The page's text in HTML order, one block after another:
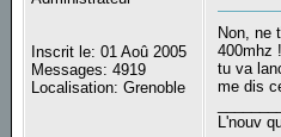
Inscrit le: 01 Aoû 2005
Messages: 4919
Localisation: Grenoble
Non, ne
400mhz !
tu va
me dis
L'nouv